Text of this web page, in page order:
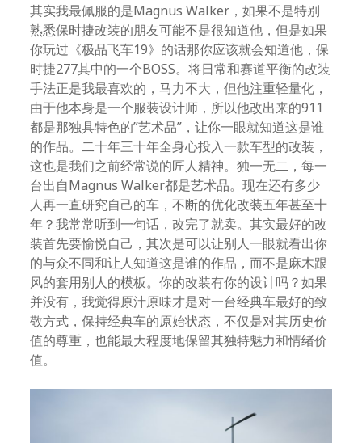
其实我最佩服的是Magnus Walker，如果不是特别
熟悉保时捷改装的朋友可能不是很知道他，但是如果
你玩过《极品飞车19》的话那你应该就会知道他，保
时捷277其中的一个BOSS。将日常和赛道平衡的改装
手法正是我最喜欢的，马力不大，但他注重轻量化，
由于他本身是一个服装设计师，所以他改出来的911
都是那独具特色的”艺术品”，让你一眼就知道这是谁
的作品。二十年三十年全身心投入一款车型的改装，
这也是我们之前经常说的匠人精神。独一无二，每一
台出自Magnus Walker都是艺术品。现在还有多少
人再一直研究自己的车，不断的优化改装五年甚至十
年？我常常听到一句话，改完了就卖。其实最好的改
装首先要愉悦自己，其次是可以让别人一眼就看出你
的与众不同和让人知道这是谁的作品，而不是麻木跟
风的套用别人的模板。你的改装有你的设计吗？如果
并没有，我觉得原汁原味才是对一台经典车最好的致
敬方式，保持经典车的原始状态，不仅是对其历史价
值的尊重，也能最大程度地保留其独特魅力和情绪价
值。‌